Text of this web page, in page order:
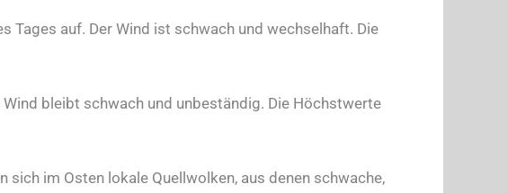
auf. Der Wind ist schwach und wechselhaft. Die
bleibt schwach und unbeständig. Die Höchstwerte
im Osten lokale Quellwolken, aus denen schwache,